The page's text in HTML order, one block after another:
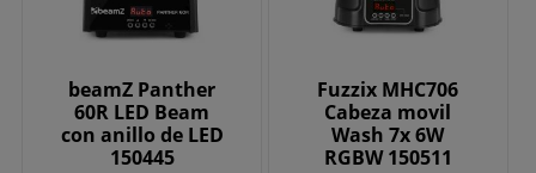
beamZ Panther
60R LED Beam
con anillo de LED
150445
Fuzzix MHC706
Cabeza movil
Wash 7x 6W
RGBW 150511